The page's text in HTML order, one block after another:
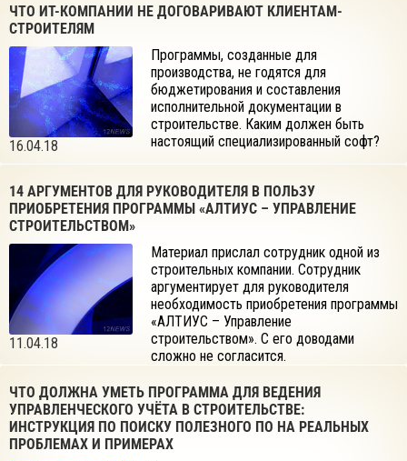
ЧТО ИТ-КОМПАНИИ НЕ ДОГОВАРИВАЮТ КЛИЕНТАМ-
СТРОИТЕЛЯМ
16.04.18
Программы, созданные для
производства, не годятся для
бюджетирования и составления
исполнительной документации в
строительстве. Каким должен быть
настоящий специализированный софт?
14 АРГУМЕНТОВ ДЛЯ РУКОВОДИТЕЛЯ В ПОЛЬЗУ
ПРИОБРЕТЕНИЯ ПРОГРАММЫ «АЛТИУС – УПРАВЛЕНИЕ
СТРОИТЕЛЬСТВОМ»
11.04.18
Материал прислал сотрудник одной из
строительных компании. Сотрудник
аргументирует для руководителя
необходимость приобретения программы
«АЛТИУС – Управление
строительством». С его доводами
сложно не согласится.
ЧТО ДОЛЖНА УМЕТЬ ПРОГРАММА ДЛЯ ВЕДЕНИЯ
УПРАВЛЕНЧЕСКОГО УЧЁТА В СТРОИТЕЛЬСТВЕ:
ИНСТРУКЦИЯ ПО ПОИСКУ ПОЛЕЗНОГО ПО НА РЕАЛЬНЫХ
ПРОБЛЕМАХ И ПРИМЕРАХ